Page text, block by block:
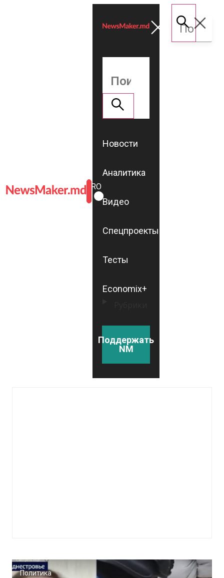
ROMÂNĂ
RU
Новости
Аналитика
Видео
Спецпроекты
Тесты
Economix+
Поддержать
NM
Политика